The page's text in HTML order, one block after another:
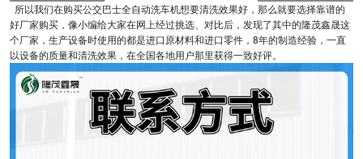
所以我们在购买公交巴士全自动洗车机想要清洗效果好，那么就要选择靠谱的
好厂家购买，像小编给大家在网上经过挑选、对比后，发现了其中的隆茂鑫晟这
个厂家，生产设备时使用的都是进口原材料和进口零件，8年的制造经验，一直
以设备的质量和清洗效果，在全国各地用户那里获得一致好评。